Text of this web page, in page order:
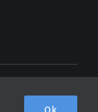
Toliau
Ok